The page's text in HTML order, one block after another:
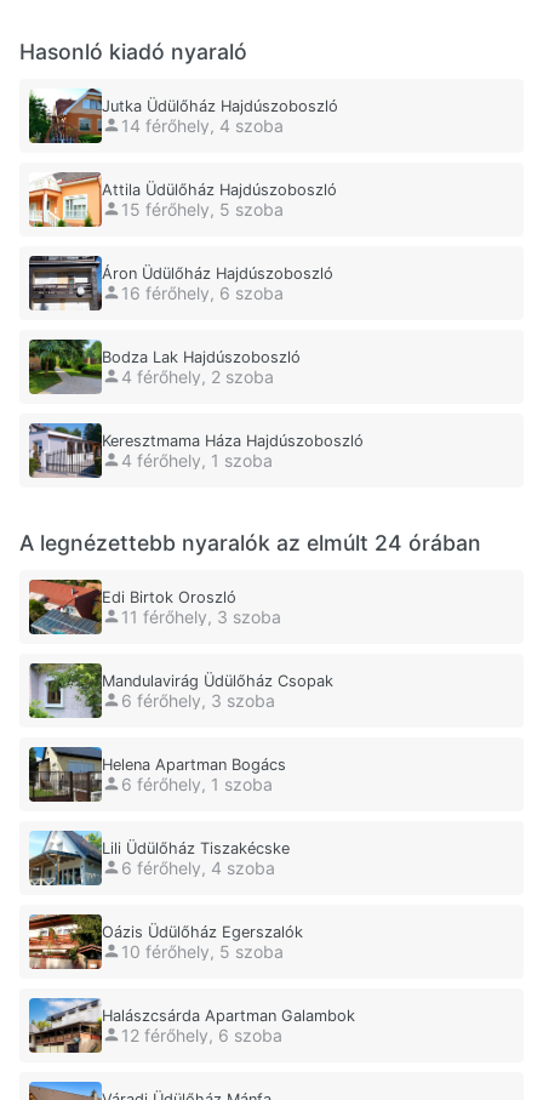
Hasonló kiadó nyaraló
Jutka Üdülőház Hajdúszoboszló
14 férőhely, 4 szoba
Attila Üdülőház Hajdúszoboszló
15 férőhely, 5 szoba
Áron Üdülőház Hajdúszoboszló
16 férőhely, 6 szoba
Bodza Lak Hajdúszoboszló
4 férőhely, 2 szoba
Keresztmama Háza Hajdúszoboszló
4 férőhely, 1 szoba
A legnézettebb nyaralók az elmúlt 24 órában
Edi Birtok Oroszló
11 férőhely, 3 szoba
Mandulavirág Üdülőház Csopak
6 férőhely, 3 szoba
Helena Apartman Bogács
6 férőhely, 1 szoba
Lili Üdülőház Tiszakécske
6 férőhely, 4 szoba
Oázis Üdülőház Egerszalók
10 férőhely, 5 szoba
Halászcsárda Apartman Galambok
12 férőhely, 6 szoba